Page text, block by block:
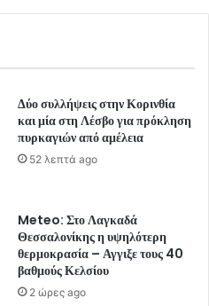
Δύο συλλήψεις στην Κορινθία
και μία στη Λέσβο για πρόκληση
πυρκαγιών από αμέλεια
52 λεπτά ago
Meteo: Στο Λαγκαδά
Θεσσαλονίκης η υψηλότερη
θερμοκρασία – Αγγιξε τους 40
βαθμούς Κελσίου
2 ώρες ago